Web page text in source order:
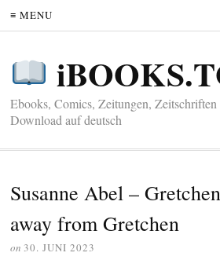
≡ MENU
Ebooks, Comics, Zeitungen,
Download auf deutsch
Susanne Abel –
away from Gretchen
on 30. JUNI 2023